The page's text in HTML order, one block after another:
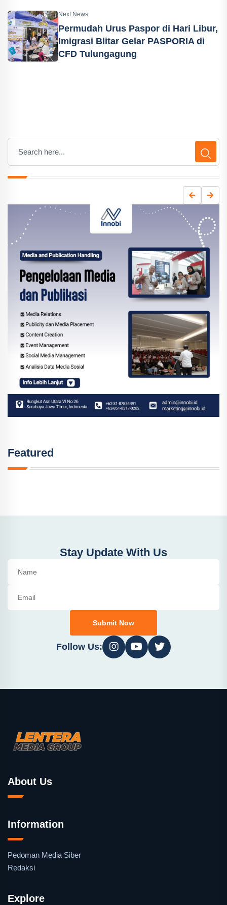
Next News
Permudah Urus Paspor di Hari Libur,
Imigrasi Blitar Gelar PASPORIA di
CFD Tulungagung
Featured
Stay Update With Us
Submit Now
Follow Us:
About Us
Information
Pedoman Media Siber
Redaksi
Explore